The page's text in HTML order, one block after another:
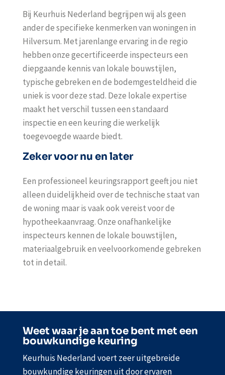
Bij Keurhuis Nederland begrijpen wij als geen
ander de specifieke kenmerken van woningen in
Hilversum. Met jarenlange ervaring in de regio
hebben onze gecertificeerde inspecteurs een
diepgaande kennis van lokale bouwstijlen,
typische gebreken en de bodemgesteldheid die
uniek is voor deze stad. Deze lokale expertise
maakt het verschil tussen een standaard
inspectie en een keuring die werkelijk
toegevoegde waarde biedt.
Zeker voor nu en later
Een professioneel keuringsrapport geeft jou niet
alleen duidelijkheid over de technische staat van
de woning maar is vaak ook vereist voor de
hypotheekaanvraag. Onze onafhankelijke
inspecteurs kennen de lokale bouwstijlen,
materiaalgebruik en veelvoorkomende gebreken
tot in detail.
Weet waar je aan toe bent met een
bouwkundige keuring
Keurhuis Nederland voert zeer uitgebreide
bouwkundige keuringen uit door ervaren